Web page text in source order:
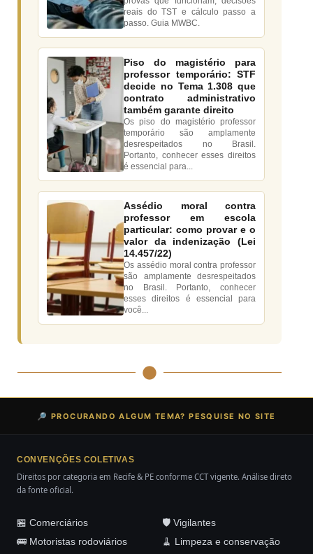
reais do TST e cálculo passo a
passo. Guia MWBC.
Piso do magistério para
professor temporário: STF
decide no Tema 1.308 que
contrato administrativo
também garante direito
Os piso do magistério professor
temporário são amplamente
desrespeitados no Brasil.
Portanto, conhecer esses direitos
é essencial para...
Assédio moral contra
professor em escola
particular: como provar e o
valor da indenização (Lei
14.457/22)
Os assédio moral contra professor
são amplamente desrespeitados
no Brasil. Portanto, conhecer
esses direitos é essencial para
você...
🔎 PROCURANDO ALGUM TEMA? PESQUISE NO SITE
CONVENÇÕES COLETIVAS
Direitos por categoria em Recife & PE conforme CCT vigente. Análise direto
da fonte oficial.
🏪 Comerciários
🛡️ Vigilantes
🚌 Motoristas rodoviários
🧹 Limpeza e conservação